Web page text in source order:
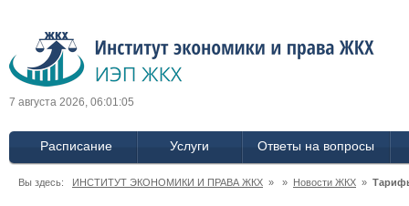
7 августа 2026, 06:01:06
Расписание Услуги Ответы на вопросы
Вы здесь: ИНСТИТУТ ЭКОНОМИКИ И ПРАВА ЖКХ » » Новости ЖКХ »